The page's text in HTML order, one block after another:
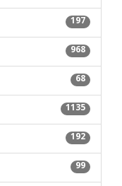
197
968
68
1135
192
99